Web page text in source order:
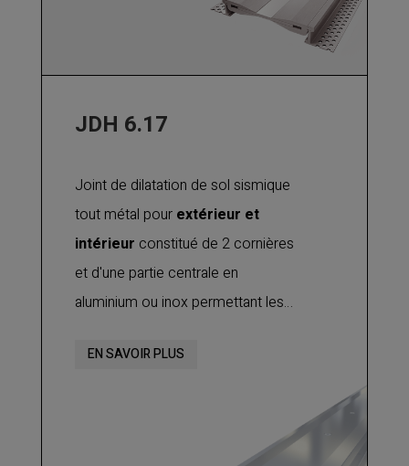
type de finition : joint de dilatation
Pour joint de sol intérieur ou
pour un trafic intensif
JDH 6.17
Joint de dilatation de sol sismique
tout métal pour extérieur et
intérieur constitué de 2 cornières
et d'une partie centrale en
aluminium ou inox permettant les
contraction sismiques.
Veuillez nous consulter pour vérifier
EN SAVOIR PLUS